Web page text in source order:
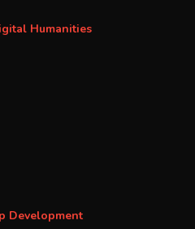
Humanities
Development